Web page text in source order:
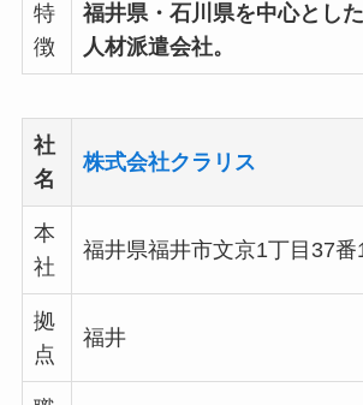
特
徴
福井県・石川県を中心とし
人材派遣会社。
社
名
株式会社クラリス
本
社
福井県福井市文京1丁目37番
拠
点
福井